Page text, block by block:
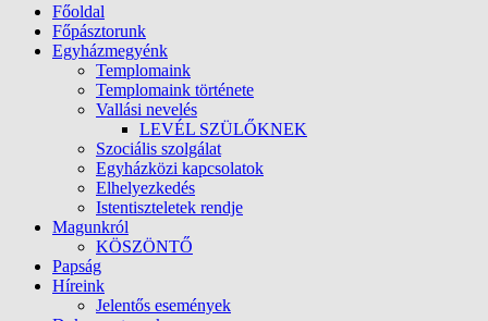
Főoldal
Főpásztorunk
Egyházmegyénk
Templomaink
Templomaink története
Vallási nevelés
LEVÉL SZÜLŐKNEK
Szociális szolgálat
Egyházközi kapcsolatok
Elhelyezkedés
Istentiszteletek rendje
Magunkról
KÖSZÖNTŐ
Papság
Híreink
Jelentős események